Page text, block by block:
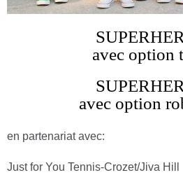
avec option
avec option
en partenariat avec:
Just for You Tennis-Crozet/Jiva Hill